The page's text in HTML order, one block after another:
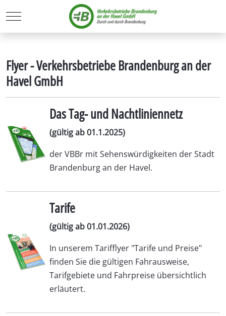
Mobile Menu Toggle
Flyer - Verkehrsbetriebe Brandenburg an der
Havel GmbH
Das Tag- und Nachtliniennetz
(gültig ab 01.1.2025)
der VBBr mit Sehenswürdigkeiten der Stadt
Brandenburg an der Havel.
Tarife
(gültig ab 01.01.2026)
In unserem Tarifflyer "Tarife und Preise"
finden Sie die gültigen Fahrausweise,
Tarifgebiete und Fahrpreise übersichtlich
erläutert.